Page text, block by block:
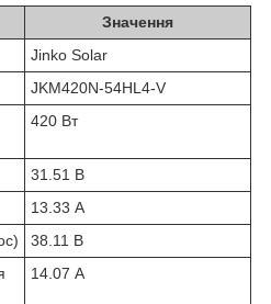
Значення
Jinko Solar
JKM420N-54HL4-V
420 Вт
31.51 В
13.33 А
38.11 В
14.07 А